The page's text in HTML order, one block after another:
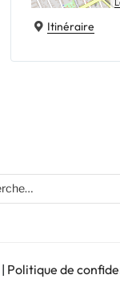
Itinéraire
Recherche
pour
| Politique de